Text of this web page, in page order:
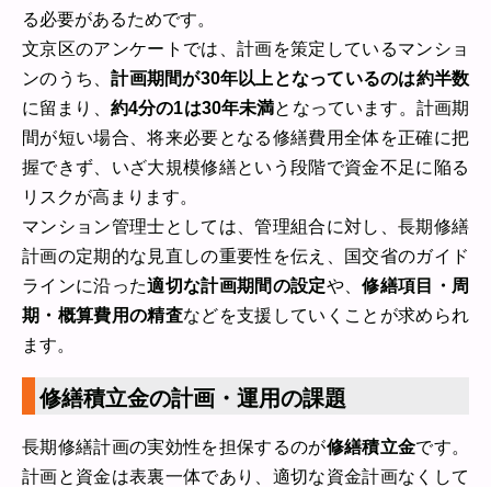
る必要があるためです。
文京区のアンケートでは、計画を策定しているマンショ
ンのうち、計画期間が30年以上となっているのは約半数
に留まり、 約4分の1は30年未満となっています。計画期
間が短い場合、将来必要となる修繕費用全体を正確に把
握できず、いざ大規模修繕という段階で資金不足に陥る
リスクが高まります。
マンション管理士としては、管理組合に対し、長期修繕
計画の定期的な見直しの重要性を伝え、国交省のガイド
ラインに沿った適切な計画期間の設定や、修繕項目・周
期・概算費用の精査などを支援していくことが求められ
ます。
修繕積立金の計画・運用の課題
長期修繕計画の実効性を担保するのが修繕積立金です。
計画と資金は表裏一体であり、適切な資金計画なくして